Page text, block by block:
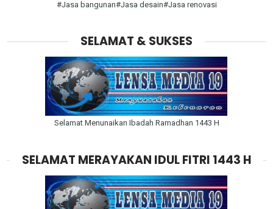
#Jasa bangunan#Jasa desain#Jasa renovasi
SELAMAT & SUKSES
Selamat Menunaikan Ibadah Ramadhan 1443 H
SELAMAT MERAYAKAN IDUL FITRI 1443 H